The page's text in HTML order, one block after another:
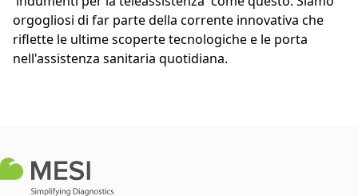
orgogliosi di far parte della corrente innovativa che
riflette le ultime scoperte tecnologiche e le porta
nell'assistenza sanitaria quotidiana.